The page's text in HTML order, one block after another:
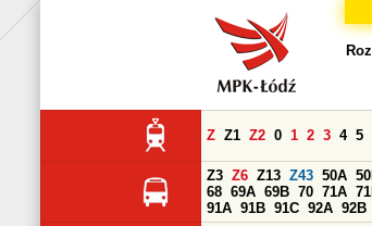
Z Z1 Z2 0 1 2 3 4 5
Z3 Z6 Z13 Z43 50A
68 69A 69B 70 71A
91A 91B 91C 92A 92B